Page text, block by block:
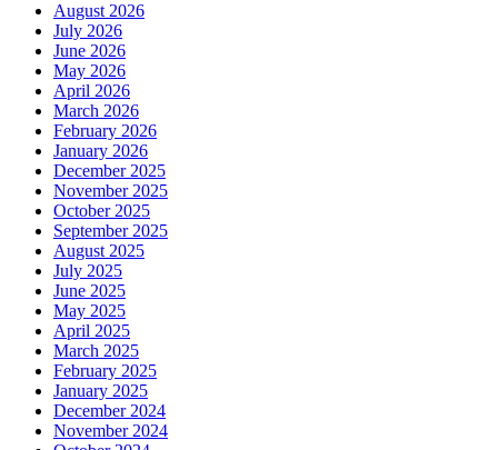
August 2026
July 2026
June 2026
May 2026
April 2026
March 2026
February 2026
January 2026
December 2025
November 2025
October 2025
September 2025
August 2025
July 2025
June 2025
May 2025
April 2025
March 2025
February 2025
January 2025
December 2024
November 2024